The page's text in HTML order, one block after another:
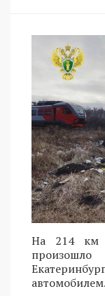
На 214 км
автомобилем.